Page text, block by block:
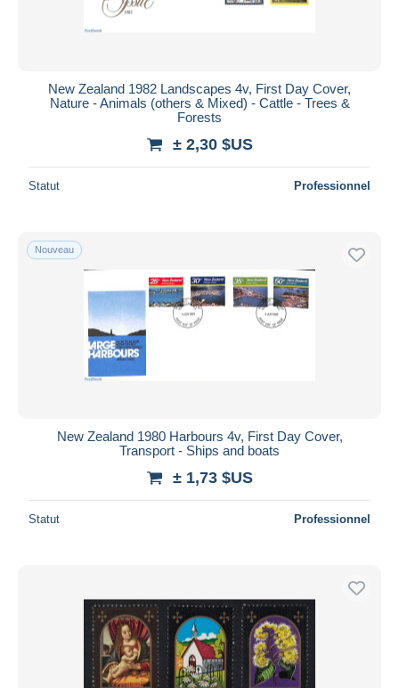
New Zealand 1982 Landscapes 4v, First Day Cover,
Nature - Animals (others & Mixed) - Cattle - Trees &
Forests
± 2,30 $US
Statut Professionnel
Nouveau
New Zealand 1980 Harbours 4v, First Day Cover,
Transport - Ships and boats
± 1,73 $US
Statut Professionnel